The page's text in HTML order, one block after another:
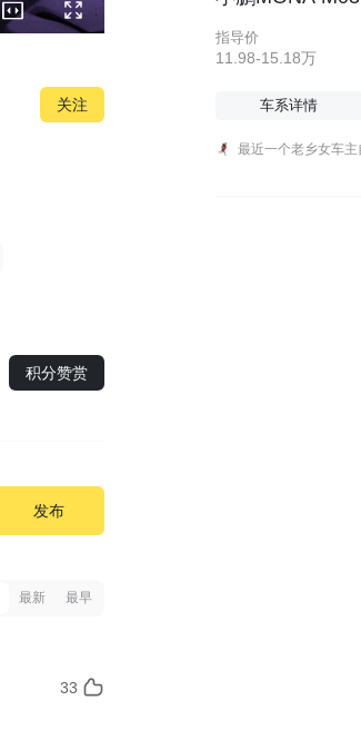
全
屏
关注
积分赞赏
发布
最新 最早
33
指导价
11.98-15.18万
车系详情